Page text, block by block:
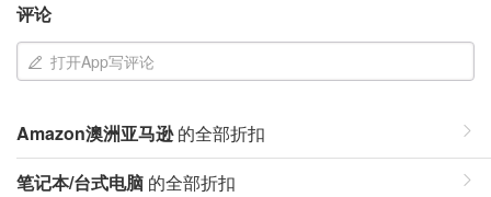
评论
打开App写评论
Amazon澳洲亚马逊的全部折扣
笔记本/台式电脑 的全部折扣